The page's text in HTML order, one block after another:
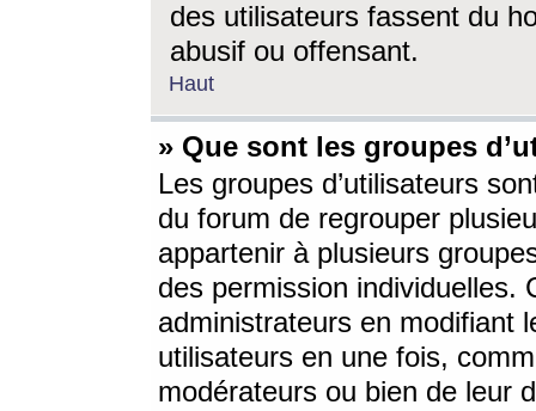
des utilisateurs fassent du
abusif ou offensant.
Haut
» Que sont les groupes
Les groupes d’utilisateurs
du forum de regrouper
appartenir à plusieurs
des permission individuelles.
administrateurs en modifiant
utilisateurs en une fois,
modérateurs ou bien de leur